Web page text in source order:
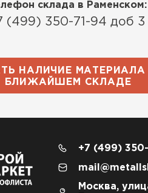
склада в Раменском:
(499) 350-71-94 доб 3
НАЛИЧИЕ МАТЕРИАЛА
БЛИЖАЙШЕМ СКЛАДЕ
+7 (499)
Москва,